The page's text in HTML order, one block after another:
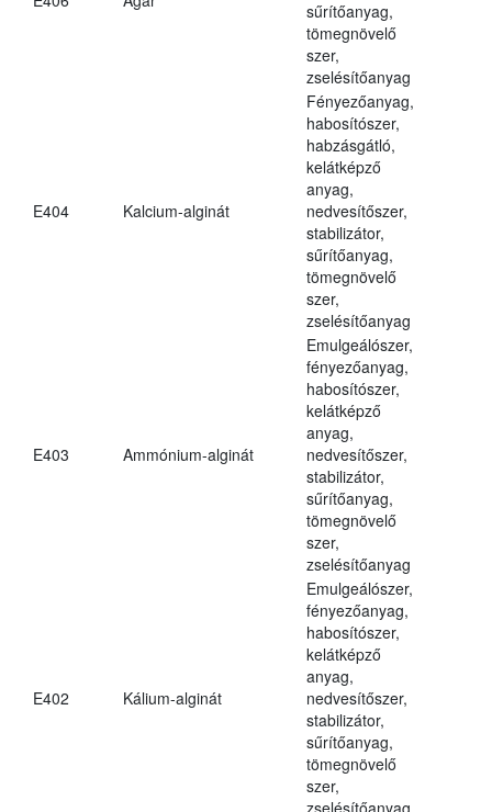
sűrítőanyag,
tömegnövelő
szer,
zselésítőanyag
E404 Kalcium-alginát
Fényezőanyag,
habosítószer,
habzásgátló,
kelátképző
anyag,
nedvesítőszer,
stabilizátor,
sűrítőanyag,
tömegnövelő
szer,
zselésítőanyag
E403 Ammónium-alginát
Emulgeálószer,
fényezőanyag,
habosítószer,
kelátképző
anyag,
nedvesítőszer,
stabilizátor,
sűrítőanyag,
tömegnövelő
szer,
zselésítőanyag
E402 Kálium-alginát
Emulgeálószer,
fényezőanyag,
habosítószer,
kelátképző
anyag,
nedvesítőszer,
stabilizátor,
sűrítőanyag,
tömegnövelő
szer,
zselésítőanyag